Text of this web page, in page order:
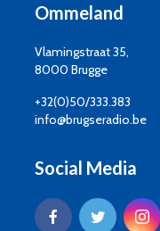
Ommeland
Vlamingstraat 35,
8000 Brugge
+32(0)50/333.383
info@brugseradio.be
Social Media